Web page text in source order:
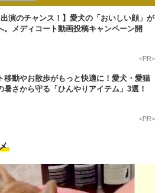
出演のチャンス！】愛犬の「おいしい顔」が
。メディコート動画投稿キャンペーン開
<PR>
移動やお散歩がもっと快適に！愛犬・愛猫
暑さから守る「ひんやりアイテム」3選！
<PR>